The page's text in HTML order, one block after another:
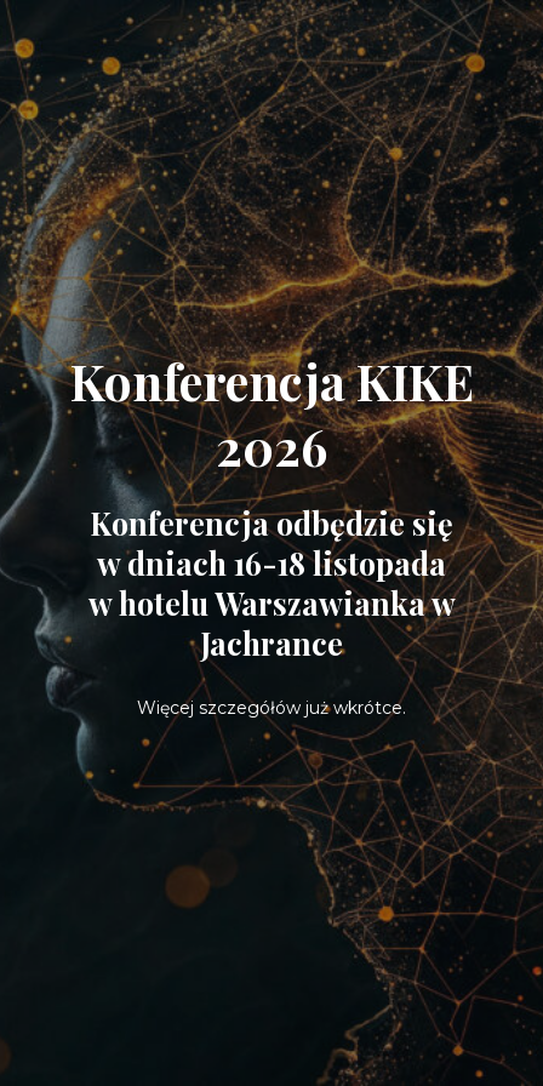
Konferencja KIKE
2026
Konferencja odbędzie się
w dniach 16-18 listopada
w hotelu Warszawianka w
Jachrance
Więcej szczegółów już wkrótce.